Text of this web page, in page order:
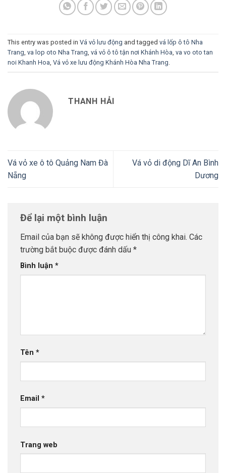
This entry was posted in Vá vỏ lưu động and tagged vá lốp ô tô Nha
Trang, va lop oto Nha Trang, vá vỏ ô tô tận nơi Khánh Hòa, va vo oto tan
noi Khanh Hoa, Vá vỏ xe lưu động Khánh Hòa Nha Trang.
THANH HẢI
Vá vỏ xe ô tô Quảng Nam Đà
Nẵng
Vá vỏ di động Dĩ An Bình
Dương
Để lại một bình luận
Email của bạn sẽ không được hiển thị công khai. Các
trường bắt buộc được đánh dấu *
Bình luận *
Tên *
Email *
Trang web